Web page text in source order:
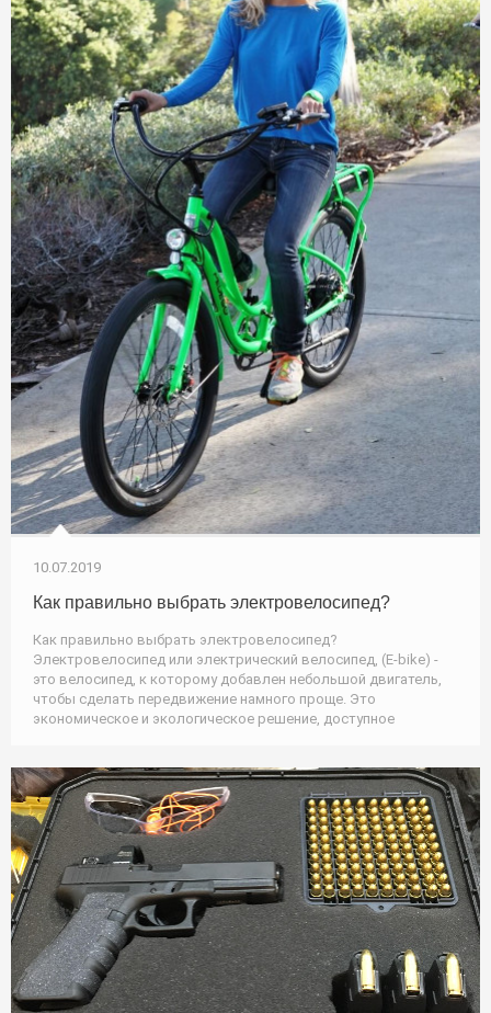
10.07.2019
Как правильно выбрать электровелосипед?
Как правильно выбрать электровелосипед?
Электровелосипед или электрический велосипед, (E-bike) -
это велосипед, к которому добавлен небольшой двигатель,
чтобы сделать передвижение намного проще. Это
экономическое и экологическое решение, доступное